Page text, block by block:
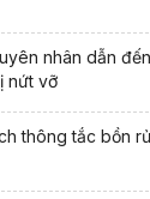
nhân dẫn
nứt vỡ
thông tắc bồn